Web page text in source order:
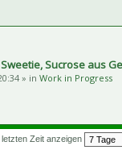
Sucrose aus
» in Work in Progress
letzten Zeit anzeigen